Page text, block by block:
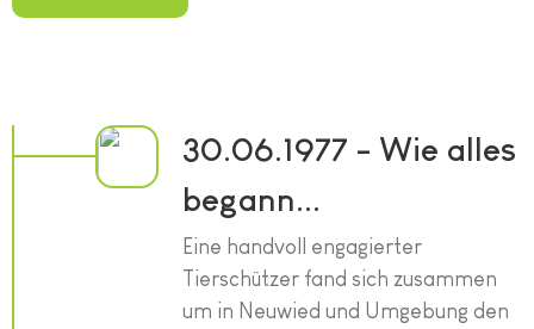
30.06.1977 - Wie alles
begann...
Eine handvoll engagierter
Tierschützer fand sich zusammen
um in Neuwied und Umgebung den